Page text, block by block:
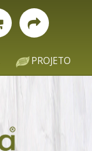
PROJETO